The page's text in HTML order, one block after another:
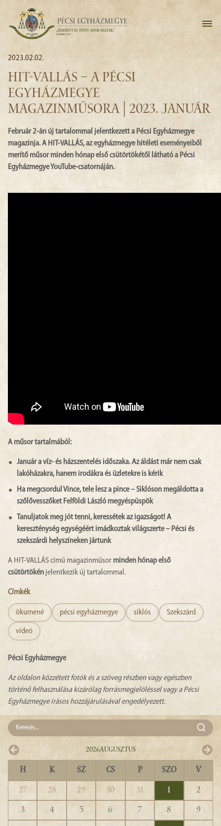
2023.02.02.
HIT-VALLÁS – A PÉCSI
EGYHÁZMEGYE
MAGAZINMŰSORA | 2023. JANUÁR
Február 2-án új tartalommal jelentkezett a Pécsi Egyházmegye
magazinja. A HIT-VALLÁS, az egyházmegye hitéleti eseményeiből
merítő műsor minden hónap első csütörtökétől látható a Pécsi
Egyházmegye YouTube-csatornáján.
A műsor tartalmából:
Január a víz- és házszentelés időszaka. Az áldást már nem csak
lakóházakra, hanem irodákra és üzletekre is kérik
Ha megcsordul Vince, tele lesz a pince – Siklóson megáldotta a
szőlővesszőket Felföldi László megyéspüspök
Tanuljatok meg jót tenni, keressétek az igazságot! A
kereszténység egységéért imádkoztak világszerte – Pécsi és
szekszárdi helyszíneken jártunk
A HIT-VALLÁS című magazinműsor minden hónap első
csütörtökén jelentkezik új tartalommal.
Címkék
ökumené pécsi egyházmegye siklós Szekszárd
videó
Pécsi Egyházmegye
Az oldalon közzétett fotók és a szöveg részben vagy egészben
történő felhasználása kizárólag forrásmegjelöléssel vagy a Pécsi
Egyházmegye írásos hozzájárulásával engedélyezett.
2026Augusztus
H K SZ CS P SZO V
27 28 29 30 31 1
2
3
4 5 6 7 8
9